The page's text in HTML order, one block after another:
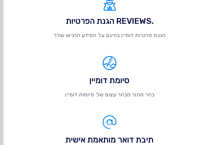
.REVIEWS הגנת הפרטיות
הגנת פרטיות דומיין בחינם על המידע הרגיש שלך
סיומת דומיין
בחר מתוך מבחר עצום של סיומות דומיין
תיבת דואר מותאמת אישית